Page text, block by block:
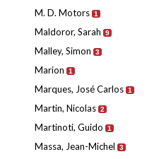
M. D. Motors 1
Maldoror, Sarah 9
Malley, Simon 3
Marion 1
Marques, José Carlos 1
Martin, Nicolas 2
Martinoti, Guido 1
Massa, Jean-Michel 3